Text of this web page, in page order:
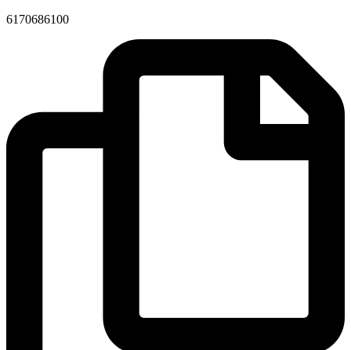
6170686100